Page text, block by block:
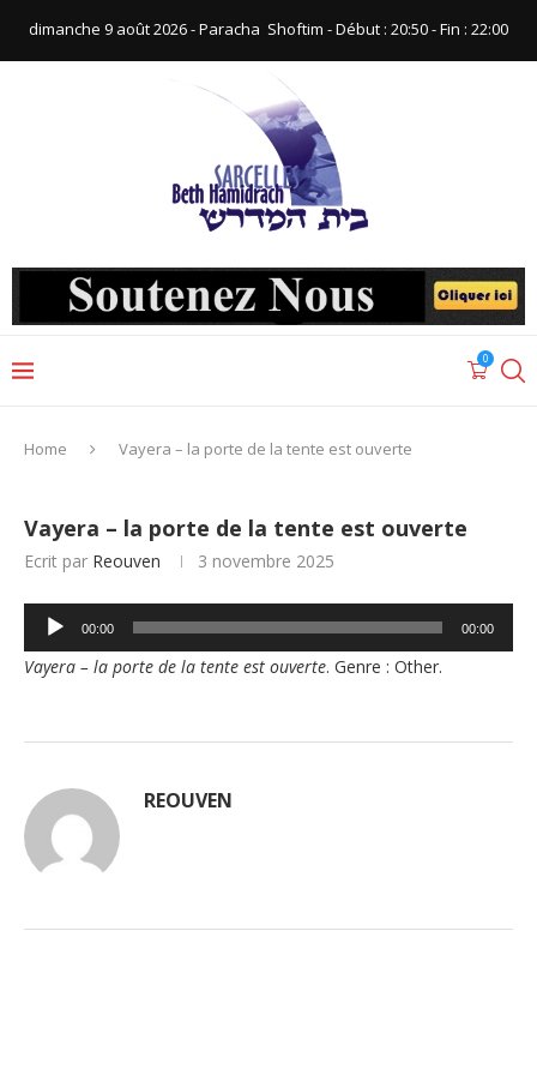
dimanche 9 août 2026 - Paracha ‪ Shoftim‬ - Début : 20:50‬ - Fin : ‪22:00‬
0
Home Vayera – la porte de la tente est ouverte
Vayera – la porte de la tente est ouverte
Ecrit par Reouven 3 novembre 2025
Lecteur
audio
00:00 00:00
Vayera – la porte de la tente est ouverte. Genre : Other.
REOUVEN